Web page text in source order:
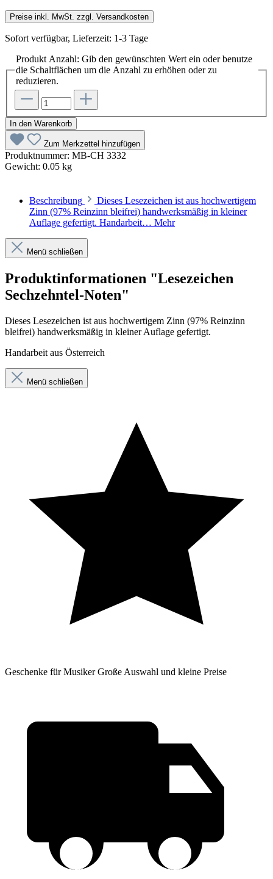
Preise inkl. MwSt. zzgl. Versandkosten
Sofort verfügbar, Lieferzeit: 1-3 Tage
Produkt Anzahl: Gib den gewünschten Wert ein oder benutze
die Schaltflächen um die Anzahl zu erhöhen oder zu
reduzieren.
In den Warenkorb
Zum Merkzettel hinzufügen
Produktnummer: MB-CH 3332
Gewicht: 0.05 kg
Beschreibung
Dieses Lesezeichen ist aus hochwertigem
Zinn (97% Reinzinn bleifrei) handwerksmäßig in kleiner
Auflage gefertigt. Handarbeit… Mehr
Menü schließen
Produktinformationen "Lesezeichen
Sechzehntel-Noten"
Dieses Lesezeichen ist aus hochwertigem Zinn (97% Reinzinn
bleifrei) handwerksmäßig in kleiner Auflage gefertigt.
Handarbeit aus Österreich
Menü schließen
Geschenke für Musiker Große Auswahl und kleine Preise